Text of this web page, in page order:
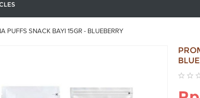
PUFFS SNACK BAYI 15GR - BLUEBERRY